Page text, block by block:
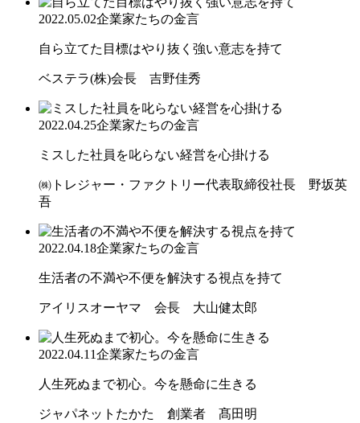
2022.05.02企業家たちの金言
自ら立てた目標はやり抜く強い意志を持て
ベステラ(株)会長 吉野佳秀
2022.04.25企業家たちの金言
ミスした社員を叱らない経営を心掛ける
㈱トレジャー・ファクトリー代表取締役社長 野坂英
吾
2022.04.18企業家たちの金言
生活者の不満や不便を解決する視点を持て
アイリスオーヤマ 会長 大山健太郎
2022.04.11企業家たちの金言
人生死ぬまで初心。今を懸命に生きる
ジャパネットたかた 創業者 髙田明